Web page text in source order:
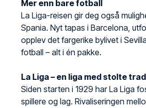
Mer enn bare fotball
La Liga-reisen gir deg også
Spania. Nyt tapas i Barcelona,
opplev det fargerike bylivet i
fotball – alt i én pakke.
La Liga – en liga med stolte
Siden starten i 1929 har La Liga
spillere og lag. Rivaliseringen